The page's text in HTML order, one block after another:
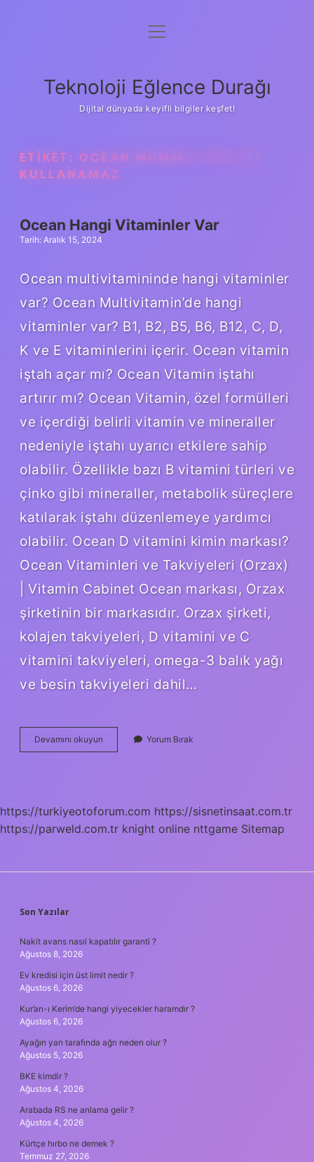
Anasayfa
Yasal Uyarı
menüyü
Teknoloji Eğlence Durağı
Dijital dünyada keyifli bilgiler keşfet!
ETIKET: OCEAN MUMMYI KIMLER
KULLANAMAZ
Ocean Hangi Vitaminler Var
Tarih: Aralık 15, 2024
Ocean multivitamininde hangi vitaminler
var? Ocean Multivitamin’de hangi
vitaminler var? B1, B2, B5, B6, B12, C, D,
K ve E vitaminlerini içerir. Ocean vitamin
iştah açar mı? Ocean Vitamin iştahı
artırır mı? Ocean Vitamin, özel formülleri
ve içerdiği belirli vitamin ve mineraller
nedeniyle iştahı uyarıcı etkilere sahip
olabilir. Özellikle bazı B vitamini türleri ve
çinko gibi mineraller, metabolik süreçlere
katılarak iştahı düzenlemeye yardımcı
olabilir. Ocean D vitamini kimin markası?
Ocean Vitaminleri ve Takviyeleri (Orzax)
| Vitamin Cabinet Ocean markası, Orzax
şirketinin bir markasıdır. Orzax şirketi,
kolajen takviyeleri, D vitamini ve C
vitamini takviyeleri, omega-3 balık yağı
ve besin takviyeleri dahil…
Devamını okuyun
Hangi
Yorum Bırak
https://turkiyeotoforum.com https://sisnetinsaat.com.tr
https://parweld.com.tr knight online nttgame Sitemap
SIDEBAR
Son Yazılar
Nakit avans nasıl kapatılır garanti ?
Ağustos 8, 2026
Ev kredisi için üst limit nedir ?
Ağustos 6, 2026
Kur’an-ı Kerim’de hangi yiyecekler haramdır ?
Ağustos 6, 2026
Ayağın yan tarafında ağrı neden olur ?
Ağustos 5, 2026
BKE kimdir ?
Ağustos 4, 2026
Arabada RS ne anlama gelir ?
Ağustos 4, 2026
Kürtçe hırbo ne demek ?
Temmuz 27, 2026